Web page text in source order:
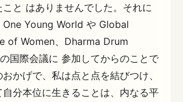
と はありませんでした。それに
One Young World や Global
of Women、Dharma Drum
国際会議に 参加してからのことで
かげで、私は点と点を結びつけ、
自分本位に生きることは、内なる平